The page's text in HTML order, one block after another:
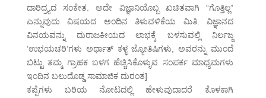
ದಾರಿದ್ರ್ಯದ ಸಂಕೇತ. ಅದೇ ವಿಜ್ಞಾನಿಯೊಬ್ಬ ಖಚಿತವಾಗಿ “ಗೊತ್ತಿಲ್ಲ”
ಎನ್ನುವುದು ವಿಷಯದ ಅಂದಿನ ತಿಳುವಳಿಕೆಯ ಮಿತಿ. ವಿಜ್ಞಾನದ
ವಿನಯವನ್ನು ದುರಾಜಕೀಯದ ಲಾಭಕ್ಕೆ ಬಳಸುವಲ್ಲಿ ನಿರ್ಲಜ್ಜ
‘ಉಭಯಚರಿ’ಗಳು ಅರ್ಥಾತ್ ಕಳ್ಳ ಜ್ಯೋತಿಷಿಗಳು, ಅವರನ್ನು ಮುಂದೆ
ಬಿಟ್ಟು ತಮ್ಮ ಗ್ರಾಹಕ ಬಳಗ ಹೆಚ್ಚಿಸಿಕೊಳ್ಳುವ ಸಂಪರ್ಕ ಮಾಧ್ಯಮಗಳು
ಇಂದಿನ ಬಲುದೊಡ್ಡ ಸಾಮಾಜಿಕ ದುರಂತ]
ಕಪ್ಪೆಗಳು ಬರಿಯ ನೋಟದಲ್ಲಿ ಹೇಳುವುದಾದರೆ ಕೊಳಕಾಗಿ